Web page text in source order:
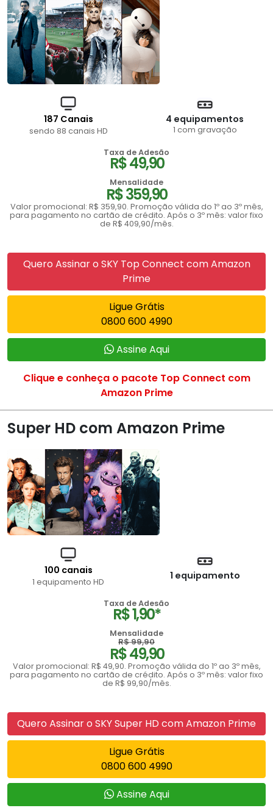
187 Canais
sendo 88 canais HD
4 equipamentos
1 com gravação
Taxa de Adesão
R$ 49,90
Mensalidade
R$ 359,90
Valor promocional: R$ 359,90. Promoção válida do 1º ao 3º mês,
para pagamento no cartão de crédito. Após o 3º mês: valor fixo
de R$ 409,90/mês.
Quero Assinar o SKY Top Connect com Amazon
Prime
Ligue Grátis
0800 600 4990
Assine Aqui
Clique e conheça o pacote Top Connect com
Amazon Prime
Super HD com Amazon Prime
100 canais
1 equipamento HD
1 equipamento
Taxa de Adesão
R$ 1,90*
Mensalidade
R$ 99,90
R$ 49,90
Valor promocional: R$ 49,90. Promoção válida do 1º ao 3º mês,
para pagamento no cartão de crédito. Após o 3º mês: valor fixo
de R$ 99,90/mês.
Quero Assinar o SKY Super HD com Amazon Prime
Ligue Grátis
0800 600 4990
Assine Aqui